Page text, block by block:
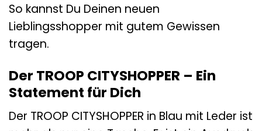
So kannst Du Deinen neuen
Lieblingsshopper mit gutem Gewissen
tragen.
Der TROOP CITYSHOPPER – Ein
Statement für Dich
Der TROOP CITYSHOPPER in Blau mit Leder ist